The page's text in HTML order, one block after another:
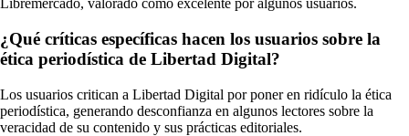
Libremercado, valorado como excelente por algunos usuarios.
¿Qué críticas específicas hacen los usuarios sobre la
ética periodística de Libertad Digital?
Los usuarios critican a Libertad Digital por poner en ridículo la ética
periodística, generando desconfianza en algunos lectores sobre la
veracidad de su contenido y sus prácticas editoriales.